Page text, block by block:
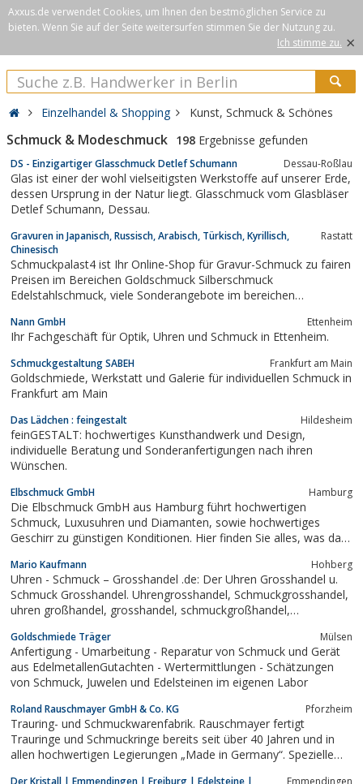
Axxus.de verwendet Cookies, um Ihnen den bestmöglichen Service zu
bieten. Wenn Sie auf der Seite weitersurfen stimmen Sie der Nutzung zu.
Ich stimme zu. ×
Einzelhandel & Shopping Kunst, Schmuck & Schönes
Schmuck & Modeschmuck 198 Ergebnisse gefunden
DS - Einzigartiger Glasschmuck Detlef Schumann Dessau-Roßlau
Glas ist einer der wohl vielseitigsten Werkstoffe auf unserer Erde,
dessen Ursprung in der Natur liegt. Glasschmuck vom Glasbläser
Detlef Schumann, Dessau.
Gravuren in Japanisch, Russisch, Arabisch, Türkisch, Kyrillisch,
Chinesisch
Rastatt
Schmuckpalast4 ist Ihr Online-Shop für Gravur-Schmuck zu fairen
Preisen im Bereichen Goldschmuck Silberschmuck
Edelstahlschmuck, viele Sonderangebote im bereichen
Anhänger. Schmuckpalast24 aus Rastatt kauft Silber und
Goldschmuck, Silberankauf sowie Versilbertes Besteck +...
Nann GmbH Ettenheim
Ihr Fachgeschäft für Optik, Uhren und Schmuck in Ettenheim.
Schmuckgestaltung SABEH Frankfurt am Main
Goldschmiede, Werkstatt und Galerie für individuellen Schmuck in
Frankfurt am Main
Das Lädchen : feingestalt Hildesheim
feinGESTALT: hochwertiges Kunsthandwerk und Design,
individuelle Beratung und Sonderanfertigungen nach ihren
Wünschen.
Elbschmuck GmbH Hamburg
Die Elbschmuck GmbH aus Hamburg führt hochwertigen
Schmuck, Luxusuhren und Diamanten, sowie hochwertiges
Geschirr zu günstigen Konditionen. Hier finden Sie alles, was das
individuelle Neuanfertigungen für Schmuck und Trauringe an.
Mario Kaufmann Hohberg
Uhren - Schmuck – Grosshandel .de: Der Uhren Grosshandel u.
Schmuck Grosshandel. Uhrengrosshandel, Schmuckgrosshandel,
uhren großhandel, grosshandel, schmuckgroßhandel,
Goldschmiede Träger Mülsen
Anfertigung - Umarbeitung - Reparatur von Schmuck und Gerät
aus EdelmetallenGutachten - Wertermittlungen - Schätzungen
von Schmuck, Juwelen und Edelsteinen im eigenen Labor
Roland Rauschmayer GmbH & Co. KG Pforzheim
Trauring- und Schmuckwarenfabrik. Rauschmayer fertigt
Trauringe und Schmuckringe bereits seit über 40 Jahren und in
allen hochwertigen Legierungen „Made in Germany“. Spezielle
Der Kristall | Emmendingen | Freiburg | Edelsteine |
Emmendingen